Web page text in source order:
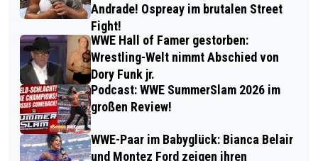
Andrade! Ospreay im brutalen Street
Fight!
WWE Hall of Famer gestorben:
Wrestling-Welt nimmt Abschied von
Dory Funk jr.
Podcast: WWE SummerSlam 2026 im
großen Review!
WWE-Paar im Babyglück: Bianca Belair
und Montez Ford zeigen ihren